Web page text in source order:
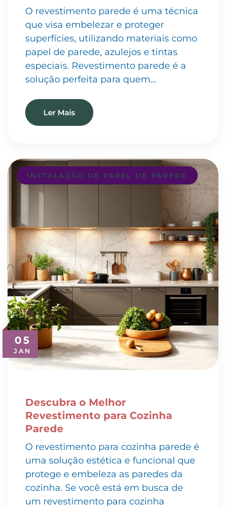
O revestimento parede é uma técnica
que visa embelezar e proteger
superfícies, utilizando materiais como
papel de parede, azulejos e tintas
especiais. Revestimento parede é a
solução perfeita para quem…
Ler Mais
05
JAN
INSTALAÇÃO DE PAPEL DE PAREDE
Descubra o Melhor
Revestimento para Cozinha
Parede
O revestimento para cozinha parede é
uma solução estética e funcional que
protege e embeleza as paredes da
cozinha. Se você está em busca de
um revestimento para cozinha